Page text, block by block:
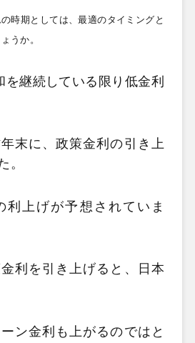
時期としては、最適のタイミングと
うか。
を継続している限り低金利
末に、政策金利の引き上
。
利上げが予想されていま
利を引き上げると、日本
ン金利も上がるのではと